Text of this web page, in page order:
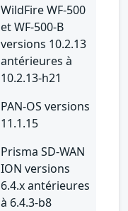
WildFire WF-500
et WF-500-B
versions 10.2.13
antérieures à
10.2.13-h21
PAN-OS versions
11.1.15
Prisma SD-WAN
ION versions
6.4.x antérieures
à 6.4.3-b8